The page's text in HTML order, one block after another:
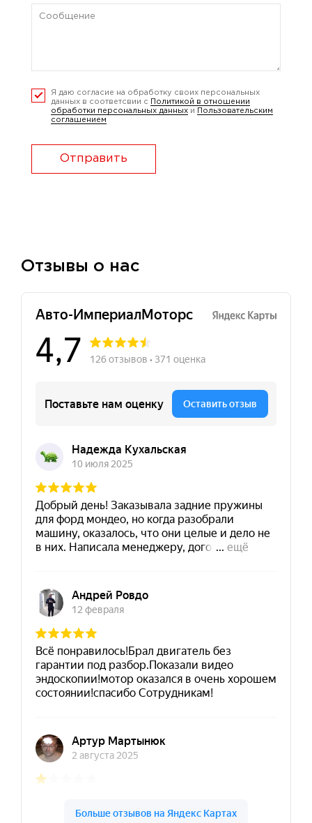
Я даю согласие на обработку своих персональных
данных в соответсвии с
Политикой в отношении
обработки персональных данных и
Пользовательским
соглашением
Отправить
Отзывы о нас